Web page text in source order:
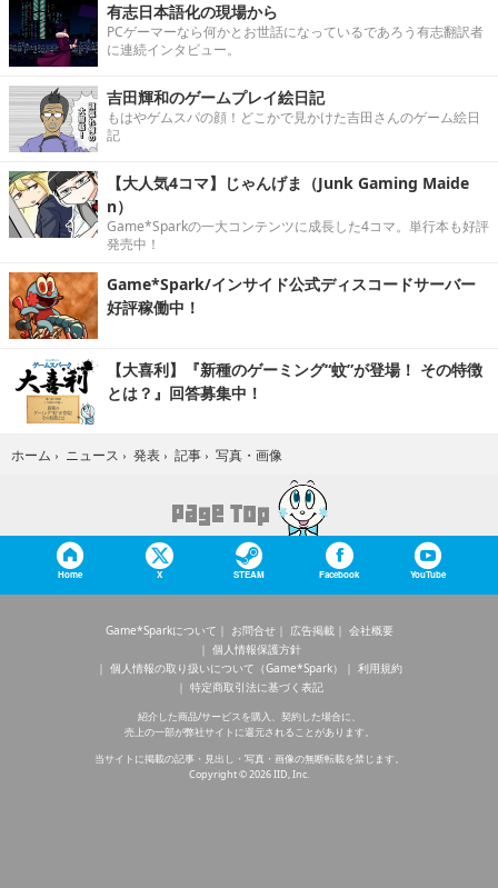
有志日本語化の現場から
PCゲーマーなら何かとお世話になっているであろう有志翻訳者
に連続インタビュー。
吉田輝和のゲームプレイ絵日記
もはやゲムスパの顔！どこかで見かけた吉田さんのゲーム絵日
記
【大人気4コマ】じゃんげま（Junk Gaming Maide
n）
Game*Sparkの一大コンテンツに成長した4コマ。単行本も好評
発売中！
Game*Spark/インサイド公式ディスコードサーバー
好評稼働中！
【大喜利】『新種のゲーミング“蚊”が登場！ その特徴
とは？』回答募集中！
ホーム › ニュース › 発表 › 記事 › 写真・画像
Home X STEAM Facebook YouTube
Game*Sparkについて お問合せ 広告掲載
会社概要
個人情報保護方針
個人情報の取り扱いについて（Game*Spark）
利用規約
特定商取引法に基づく表記
紹介した商品/サービスを購入、契約した場合に、
売上の一部が弊社サイトに還元されることがあります。
当サイトに掲載の記事・見出し・写真・画像の無断転載を禁じます。
Copyright © 2026 IID, Inc.